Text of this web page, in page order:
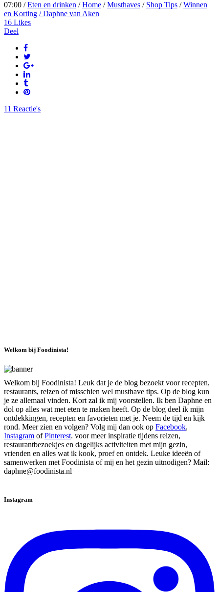
07:00 /Eten en drinken /Home /Musthaves / Shop Tips /Winnen
en Korting / Daphne van Aken
16 Likes
Deel
11 Reactie's
Welkom bij Foodinista!
Welkom bij Foodinista! Leuk dat je de blog bezoekt voor recepten,
restaurants, reizen of misschien wel musthave tips. Op de blog kun
je ze allemaal vinden. Kort zal ik mij voorstellen. Ik ben Daphne en
dol op alles wat met eten te maken heeft. Op de blog deel ik mijn
ontdekkingen, recepten en favorieten met je. Neem de tijd en kijk
rond. Meer zien en volgen? Volg mij dan ook op Facebook,
Instagram ofPinterest. voor meer inspiratie tijdens reizen,
restaurantbezoekjes en dagelijks activiteiten met mijn gezin,
vrienden en alles wat ik kook, proef en ontdek. Leuke ideeën of
samenwerken met Foodinista of mij en het gezin uitnodigen? Mail:
daphne@foodinista.nl
Instagram